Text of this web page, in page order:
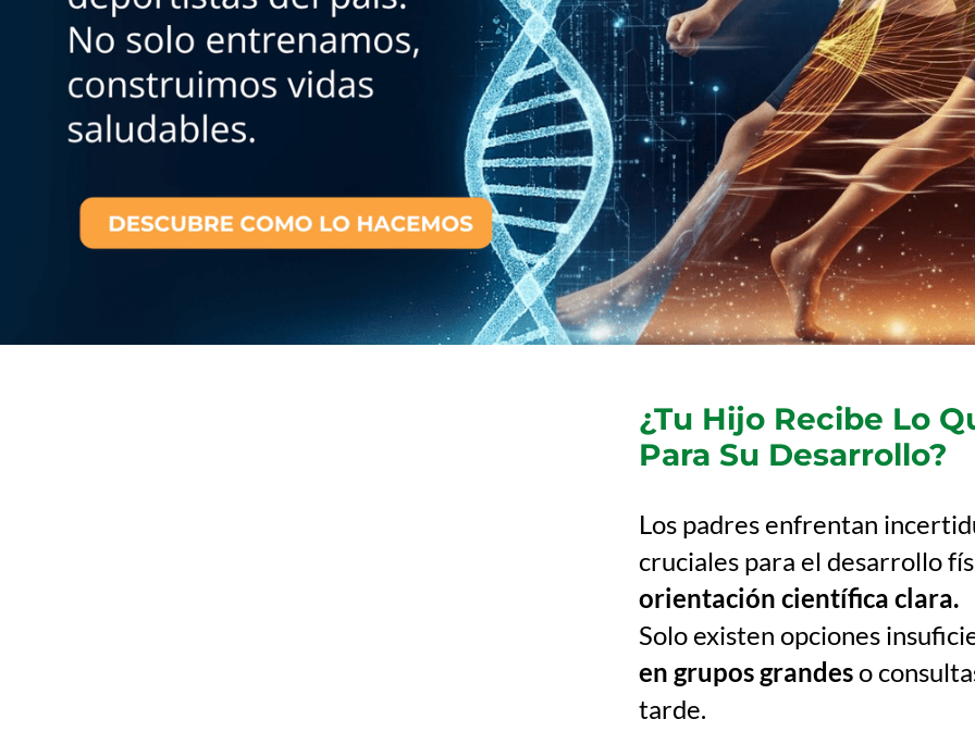
¿Tu Hijo Recibe Lo
Para Su Desarrollo?
Los padres enfrentan
cruciales para el desarrollo
orientación científica clara.
Solo existen opciones
en grupos grandeso
tarde.